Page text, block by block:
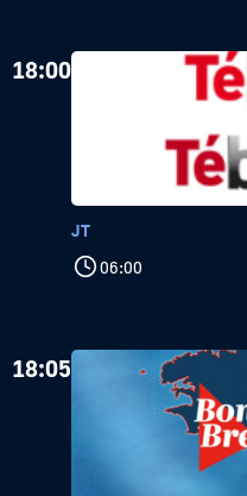
18:00
JT
06:00
18:05